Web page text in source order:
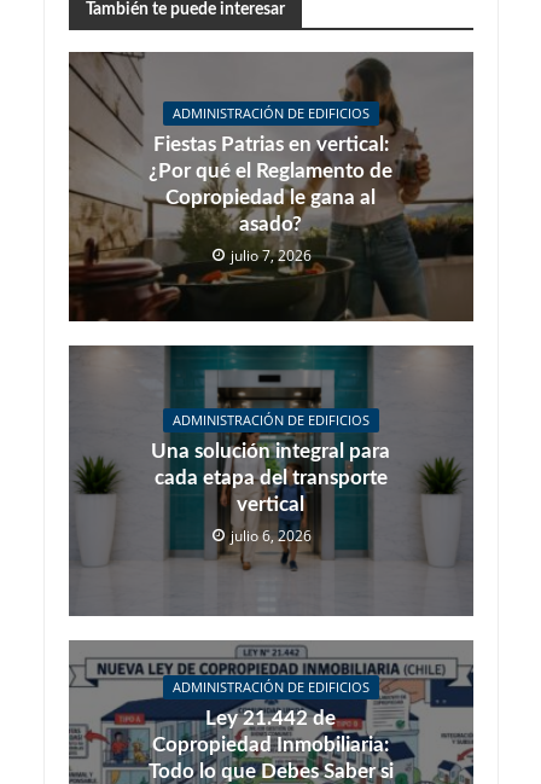
También te puede interesar
ADMINISTRACIÓN DE EDIFICIOS
Fiestas Patrias en vertical:
¿Por qué el Reglamento de
Copropiedad le gana al
asado?
julio 7, 2026
ADMINISTRACIÓN DE EDIFICIOS
Una solución integral para
cada etapa del transporte
vertical
julio 6, 2026
ADMINISTRACIÓN DE EDIFICIOS
Ley 21.442 de
Copropiedad Inmobiliaria:
Todo lo que Debes Saber si